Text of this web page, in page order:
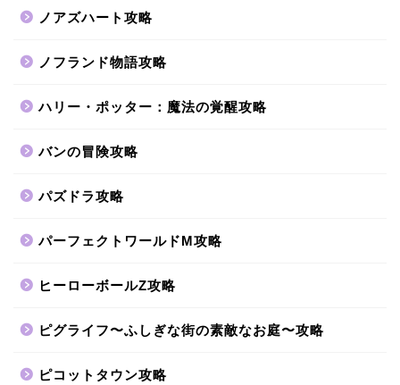
ノアズハート攻略
ノフランド物語攻略
ハリー・ポッター：魔法の覚醒攻略
バンの冒険攻略
パズドラ攻略
パーフェクトワールドM攻略
ヒーローボールZ攻略
ピグライフ〜ふしぎな街の素敵なお庭〜攻略
ピコットタウン攻略